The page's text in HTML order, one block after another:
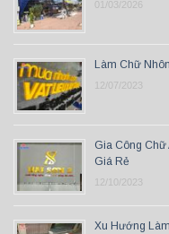
01/03/2026
Làm Chữ
12/07/2023
Gia Công
Giá Rẻ
12/10/2023
Xu Hướng